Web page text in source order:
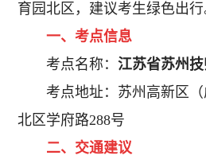
育园北区，建议考生绿色出行
一、考点信息
考点名称： 江苏省苏州
考点地址：苏州高新区（
北区学府路288号
二、交通建议